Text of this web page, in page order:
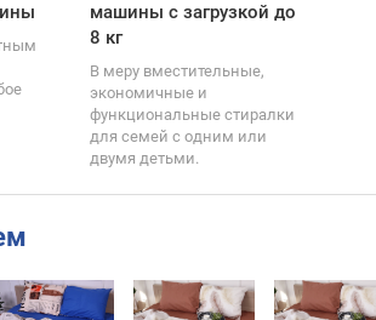
машины с загрузкой до
8 кг
В меру вместительные,
экономичные и
функциональные стиралки
для семей с одним или
двумя детьми.